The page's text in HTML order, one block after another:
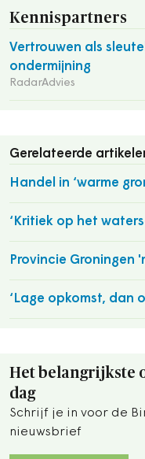
Kennispartners
Vertrouwen als
ondermijning
RadarAdvies
Gerelateerde
Handel in ‘warme
‘Kritiek op het
Provincie Groningen
‘Lage opkomst, dan
Het belangrijkste
dag
Schrijf je in voor de
nieuwsbrief